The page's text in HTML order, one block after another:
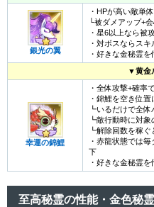
銀光の翼
・HPが高い敵単
└被ダメアップ+
・星6以上なら被
・対ボスならス
・好きな金秘霊を
▼黄金
幸運の錦鯉
・全体攻撃+確率
・錦鯉を空き位置
┗いるだけで全体
┗敵行動時に対象
┗解除回数を稼ぐ
・赤龍状態では
下
・好きな金秘霊を
至高秘霊の性能・金色秘